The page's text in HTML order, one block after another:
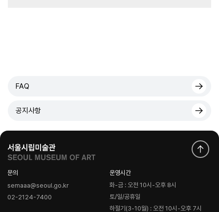
FAQ
공지사항
문의
semaaa@seoul.go.kr
02-2124-7400
운영시간
화-금 : 오전 10시-오후 8시
토/일/공휴일
하절기(3-10월) : 오전 10시-오후 7시